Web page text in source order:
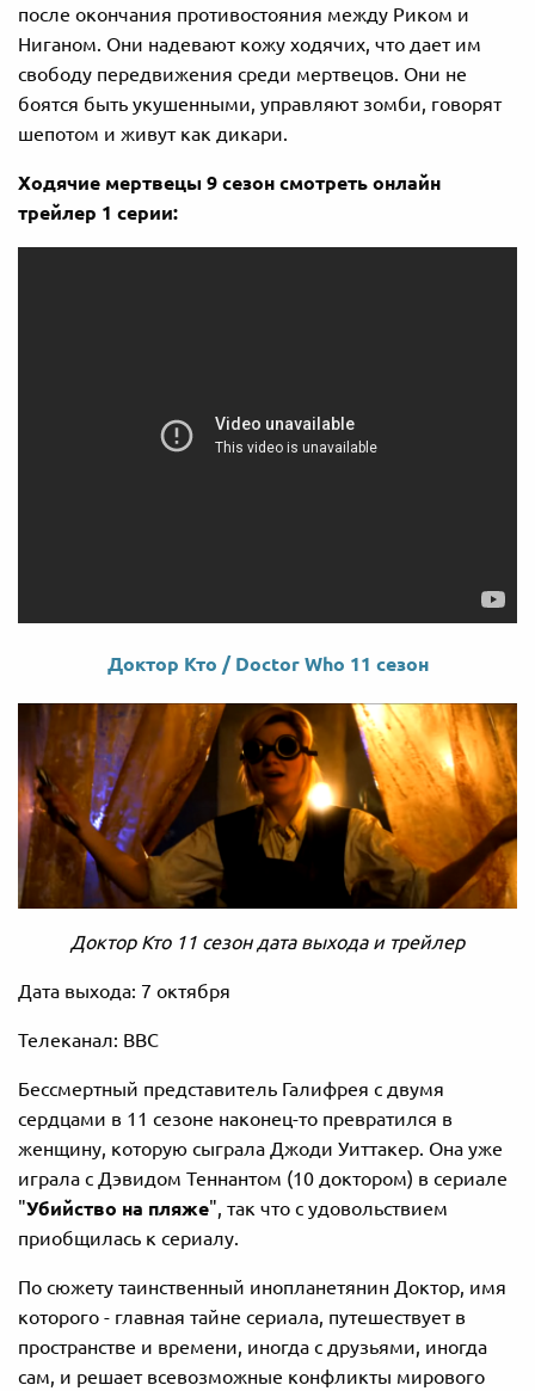
после окончания противостояния между Риком и
Ниганом. Они надевают кожу ходячих, что дает им
свободу передвижения среди мертвецов. Они не
боятся быть укушенными, управляют зомби, говорят
шепотом и живут как дикари.
Ходячие мертвецы 9 сезон смотреть онлайн
трейлер 1 серии:
Доктор Кто / Doctor Who 11 сезон
Доктор Кто 11 сезон дата выхода и трейлер
Дата выхода: 7 октября
Телеканал: ВВС
Бессмертный представитель Галифрея с двумя
сердцами в 11 сезоне наконец-то превратился в
женщину, которую сыграла Джоди Уиттакер. Она уже
играла с Дэвидом Теннантом (10 доктором) в сериале
"Убийство на пляже", так что с удовольствием
приобщилась к сериалу.
По сюжету таинственный инопланетянин Доктор, имя
которого - главная тайне сериала, путешествует в
пространстве и времени, иногда с друзьями, иногда
сам, и решает всевозможные конфликты мирового